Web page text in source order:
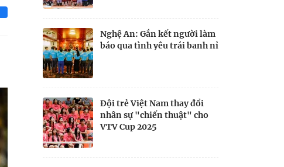
Nghệ An: Gắn kết người làm
báo qua tình yêu trái banh nỉ
Đội trẻ Việt Nam thay đổi
nhân sự "chiến thuật" cho
VTV Cup 2025